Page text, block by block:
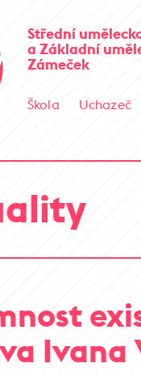
Střední
a Základní
Zámeček
Škola Uchazeč
Ivana